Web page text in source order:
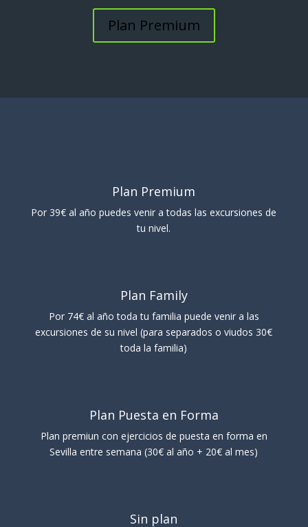
Plan Premium
Plan Premium
Por 39€ al año puedes venir a todas las excursiones de
tu nivel.
Plan Family
Por 74€ al año toda tu familia puede venir a las
excursiones de su nivel (para separados o viudos 30€
toda la familia)
Plan Puesta en Forma
Plan premiun con ejercicios de puesta en forma en
Sevilla entre semana (30€ al año + 20€ al mes)
Sin plan